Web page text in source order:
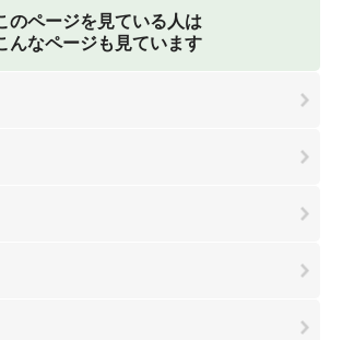
のページを見ている人は
んなページも見ています